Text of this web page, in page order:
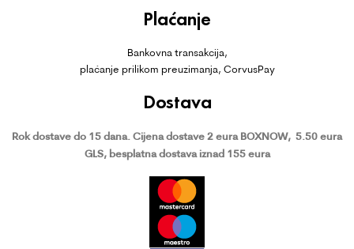
Plaćanje
Bankovna transakcija,
plaćanje prilikom preuzimanja, CorvusPay
Dostava
Rok dostave do 15 dana. Cijena dostave 2 eura BOXNOW, 5.50 eura
GLS, besplatna dostava iznad 155 eura